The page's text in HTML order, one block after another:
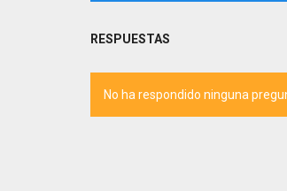
RESPUESTAS
No ha respondido ninguna